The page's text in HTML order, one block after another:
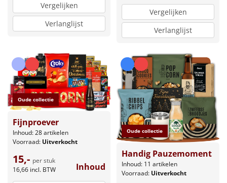
Vergelijken
Verlanglijst
Vergelijken
Verlanglijst
Oude collectie
Fijnproever
Inhoud: 28 artikelen
Voorraad: Uitverkocht
15,- per stuk
16,66 incl. BTW Inhoud
Oude collectie
Handig Pauzemoment
Inhoud: 11 artikelen
Voorraad: Uitverkocht